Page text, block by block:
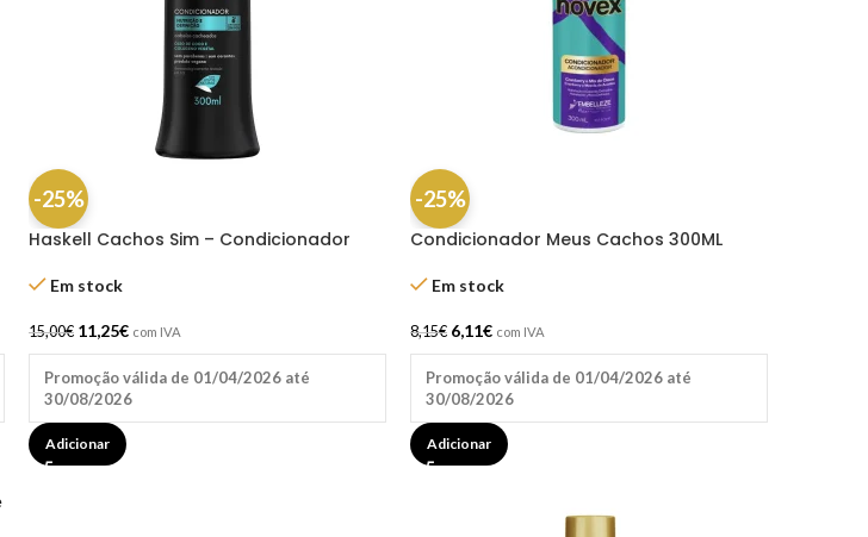
-25%
Haskell Cachos Sim – Condicionador
Em stock
15,00€ 11,25€ com IVA
Promoção válida de 01/04/2026 até
30/08/2026
Adicionar
-25%
Condicionador Meus Cachos 300ML
Em stock
8,15€ 6,11€ com IVA
Promoção válida de 01/04/2026 até
30/08/2026
Adicionar